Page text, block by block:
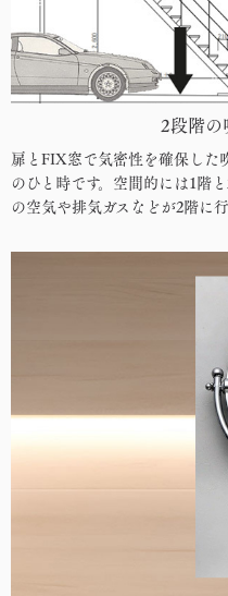
2段階の
扉とFIX窓で気密性を確保した
のひと時です。空間的には1階
の空気や排気ガスなどが2階に